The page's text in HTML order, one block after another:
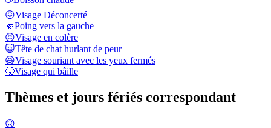
😖Visage Déconcerté
🤛Poing vers la gauche
😠Visage en colère
🙀Tête de chat hurlant de peur
😆Visage souriant avec les yeux fermés
🥱Visage qui bâille
Thèmes et jours fériés correspondant
🙃